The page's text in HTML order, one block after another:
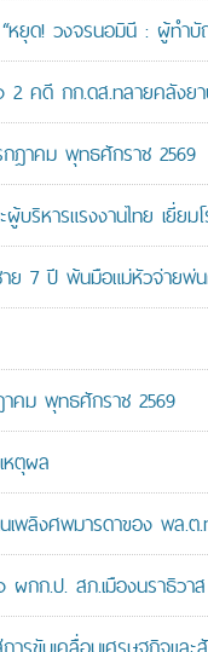
ยุด! วงจรนอมินี : ผู้ทำ
คดี กก.ดส.ทลายคลังย
ฎาคม พุทธศักราช 2569
หารแรงงานไทย เยี่ยม
ย 7 ปี พ้นมือแม่หัวจ่ายพ่น
าคม พุทธศักราช 2569
หตุผล
เพลิงศพมารดาของ พล.
กก.ป. สภ.เมืองนราธิว